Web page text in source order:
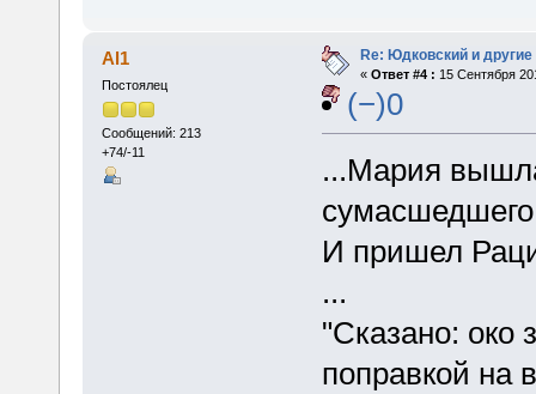
Al1
Постоялец
Сообщений: 213
+74/-11
Re: Юдковский и другие
« Ответ #4 : 15 Сентября
(−)0
...Мария
И пришел
...
"Сказано: око
поправкой на